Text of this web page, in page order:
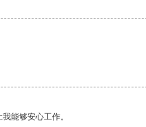
能够安心工作。